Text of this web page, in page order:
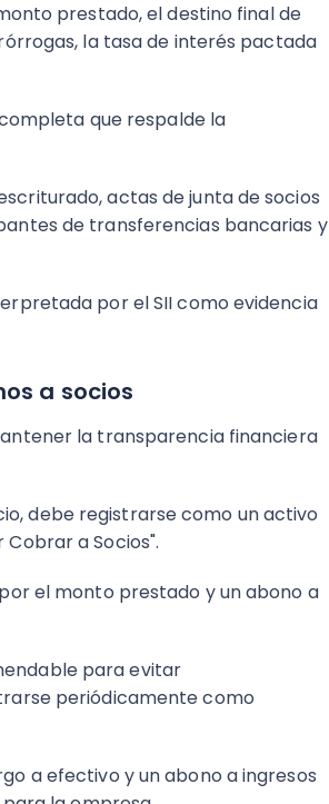
prestado, el destino final de
la tasa de interés pactada
que respalde la
actas de junta de socios
de transferencias bancarias y
por el SII como evidencia
a socios
la transparencia financiera
debe registrarse como un activo
a Socios".
el monto prestado y un abono a
para evitar
periódicamente como
a efectivo y un abono a ingresos